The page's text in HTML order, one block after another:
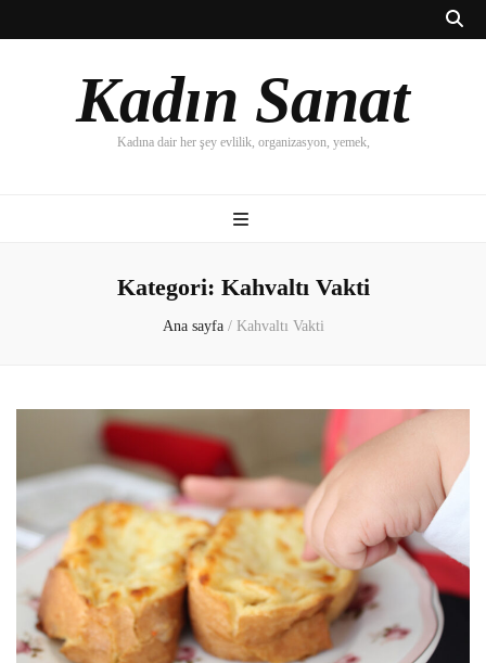
Kadın Sanat
Kadına dair her şey evlilik, organizasyon, yemek,
Kategori: Kahvaltı Vakti
Ana sayfa / Kahvaltı Vakti